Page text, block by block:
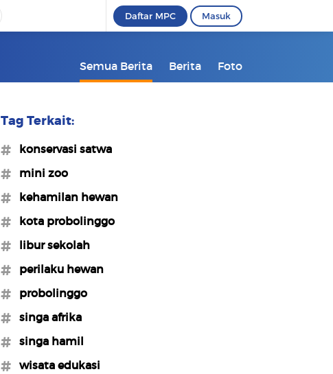
Daftar MPC Masuk
Semua Berita Berita Foto
Tag Terkait:
#konservasi satwa
#mini zoo
#kehamilan hewan
#kota probolinggo
#libur sekolah
#perilaku hewan
#probolinggo
#singa afrika
#singa hamil
#wisata edukasi